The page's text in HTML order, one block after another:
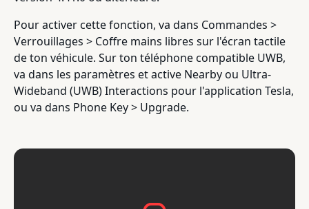
Pour activer cette fonction, va dans Commandes >
Verrouillages > Coffre mains libres sur l'écran tactile
de ton véhicule. Sur ton téléphone compatible UWB,
va dans les paramètres et active Nearby ou Ultra-
Wideband (UWB) Interactions pour l'application Tesla,
ou va dans Phone Key > Upgrade.